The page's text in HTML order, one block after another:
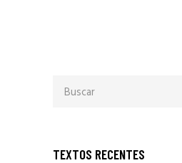
por:
TEXTOS RECENTES